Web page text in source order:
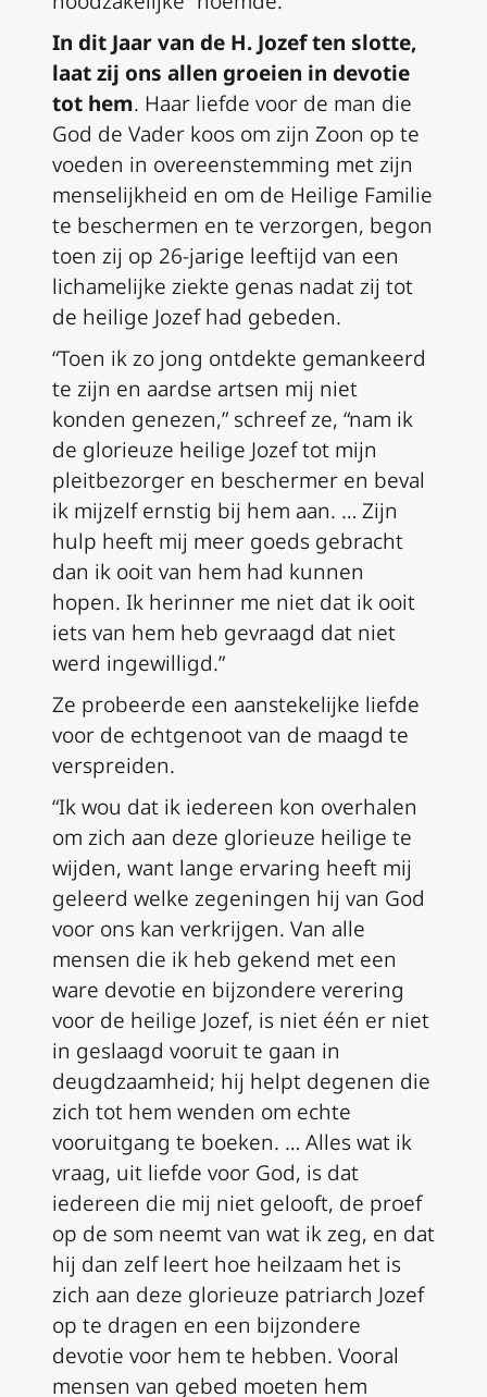
In dit Jaar van de H. Jozef ten slotte,
laat zij ons allen groeien in devotie
tot hem. Haar liefde voor de man die
God de Vader koos om zijn Zoon op te
voeden in overeenstemming met zijn
menselijkheid en om de Heilige Familie
te beschermen en te verzorgen, begon
toen zij op 26-jarige leeftijd van een
lichamelijke ziekte genas nadat zij tot
de heilige Jozef had gebeden.
“Toen ik zo jong ontdekte gemankeerd
te zijn en aardse artsen mij niet
konden genezen,” schreef ze, “nam ik
de glorieuze heilige Jozef tot mijn
pleitbezorger en beschermer en beval
ik mijzelf ernstig bij hem aan. … Zijn
hulp heeft mij meer goeds gebracht
dan ik ooit van hem had kunnen
hopen. Ik herinner me niet dat ik ooit
iets van hem heb gevraagd dat niet
werd ingewilligd.”
Ze probeerde een aanstekelijke liefde
voor de echtgenoot van de maagd te
verspreiden.
“Ik wou dat ik iedereen kon overhalen
om zich aan deze glorieuze heilige te
wijden, want lange ervaring heeft mij
geleerd welke zegeningen hij van God
voor ons kan verkrijgen. Van alle
mensen die ik heb gekend met een
ware devotie en bijzondere verering
voor de heilige Jozef, is niet één er niet
in geslaagd vooruit te gaan in
deugdzaamheid; hij helpt degenen die
zich tot hem wenden om echte
vooruitgang te boeken. … Alles wat ik
vraag, uit liefde voor God, is dat
iedereen die mij niet gelooft, de proef
op de som neemt van wat ik zeg, en dat
hij dan zelf leert hoe heilzaam het is
zich aan deze glorieuze patriarch Jozef
op te dragen en een bijzondere
devotie voor hem te hebben. Vooral
mensen van gebed moeten hem